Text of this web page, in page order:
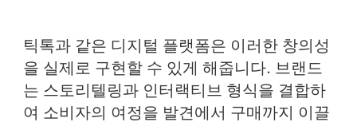
틱톡과 같은 디지털 플랫폼은 이러한 창의성
을 실제로 구현할 수 있게 해줍니다. 브랜드
는 스토리텔링과 인터랙티브 형식을 결합하
여 소비자의 여정을 발견에서 구매까지 이끌